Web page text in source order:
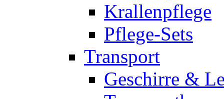
Krallenpflege
Pflege-Sets
Transport
Geschirre &